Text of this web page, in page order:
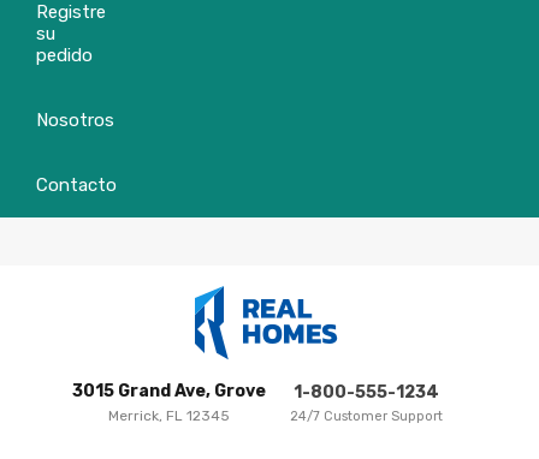
Registre
su
pedido
Nosotros
Contacto
3015 Grand Ave, Grove
Merrick, FL 12345
1-800-555-1234
24/7 Customer Support